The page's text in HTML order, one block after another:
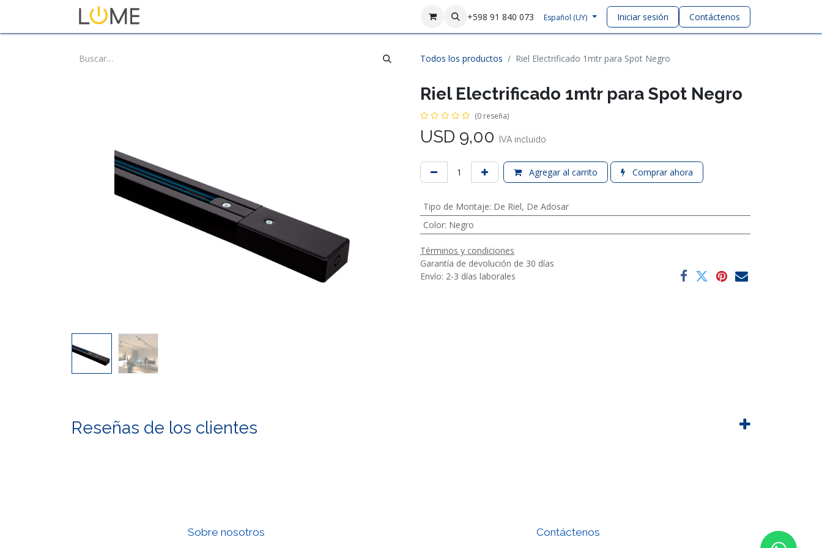
+598 91 840 073 Español (UY) Iniciar sesión Contáctenos
Todos los productos Riel Electrificado 1mtr para Spot Negro
Riel Electrificado 1mtr para Spot Negro
(0 reseña)
USD 9,00 IVA incluido
Agregar al carrito Comprar ahora
Tipo de Montaje: De Riel, De Adosar
Color: Negro
Términos y condiciones
Garantía de devolución de 30 días
Envío: 2-3 días laborales
Reseñas de los clientes
Sobre nosotros Contáctenos